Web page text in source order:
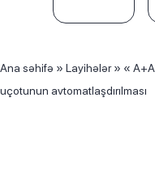
Ana səhifə » Layihələr» «
uçotunun avtomatlaşdırılması